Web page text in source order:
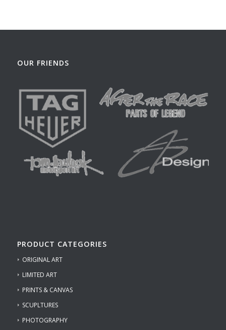
OUR FRIENDS
PRODUCT CATEGORIES
ORIGINAL ART
LIMITED ART
PRINTS & CANVAS
SCUPLTURES
PHOTOGRAPHY